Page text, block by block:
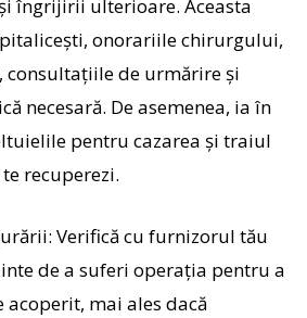
îngrijirii ulterioare. Aceasta
onorariile chirurgului,
consultațiile de urmărire și
necesară. De asemenea, ia în
pentru cazarea și traiul
recuperezi.
Verifică cu furnizorul tău
de a suferi operația pentru a
acoperit, mai ales dacă